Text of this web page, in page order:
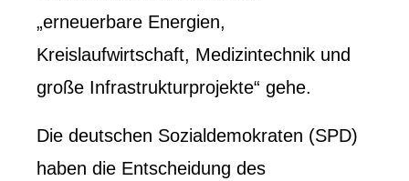
„erneuerbare Energien,
Kreislaufwirtschaft, Medizintechnik und
große Infrastrukturprojekte“ gehe.
Die deutschen Sozialdemokraten (SPD)
haben die Entscheidung des